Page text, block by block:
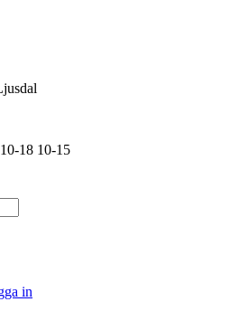
10-18 10-15
in